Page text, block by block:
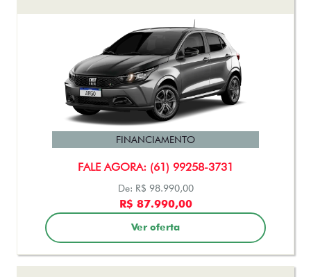
FALE AGORA: (61) 99258-3731
FINANCIAMENTO
De: R$ 98.990,00
R$ 87.990,00
Ver oferta